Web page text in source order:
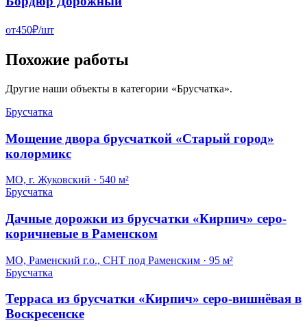
от450₽/шт
Похожие работы
Другие наши объекты в категории «Брусчатка».
Брусчатка
Мощение двора брусчаткой «Старый город»
колормикс
МО, г. Жуковский · 540 м²
Брусчатка
Дачные дорожки из брусчатки «Кирпич» серо-
коричневые в Раменском
МО, Раменский г.о., СНТ под Раменским · 95 м²
Брусчатка
Терраса из брусчатки «Кирпич» серо-вишнёвая в
Воскресенске